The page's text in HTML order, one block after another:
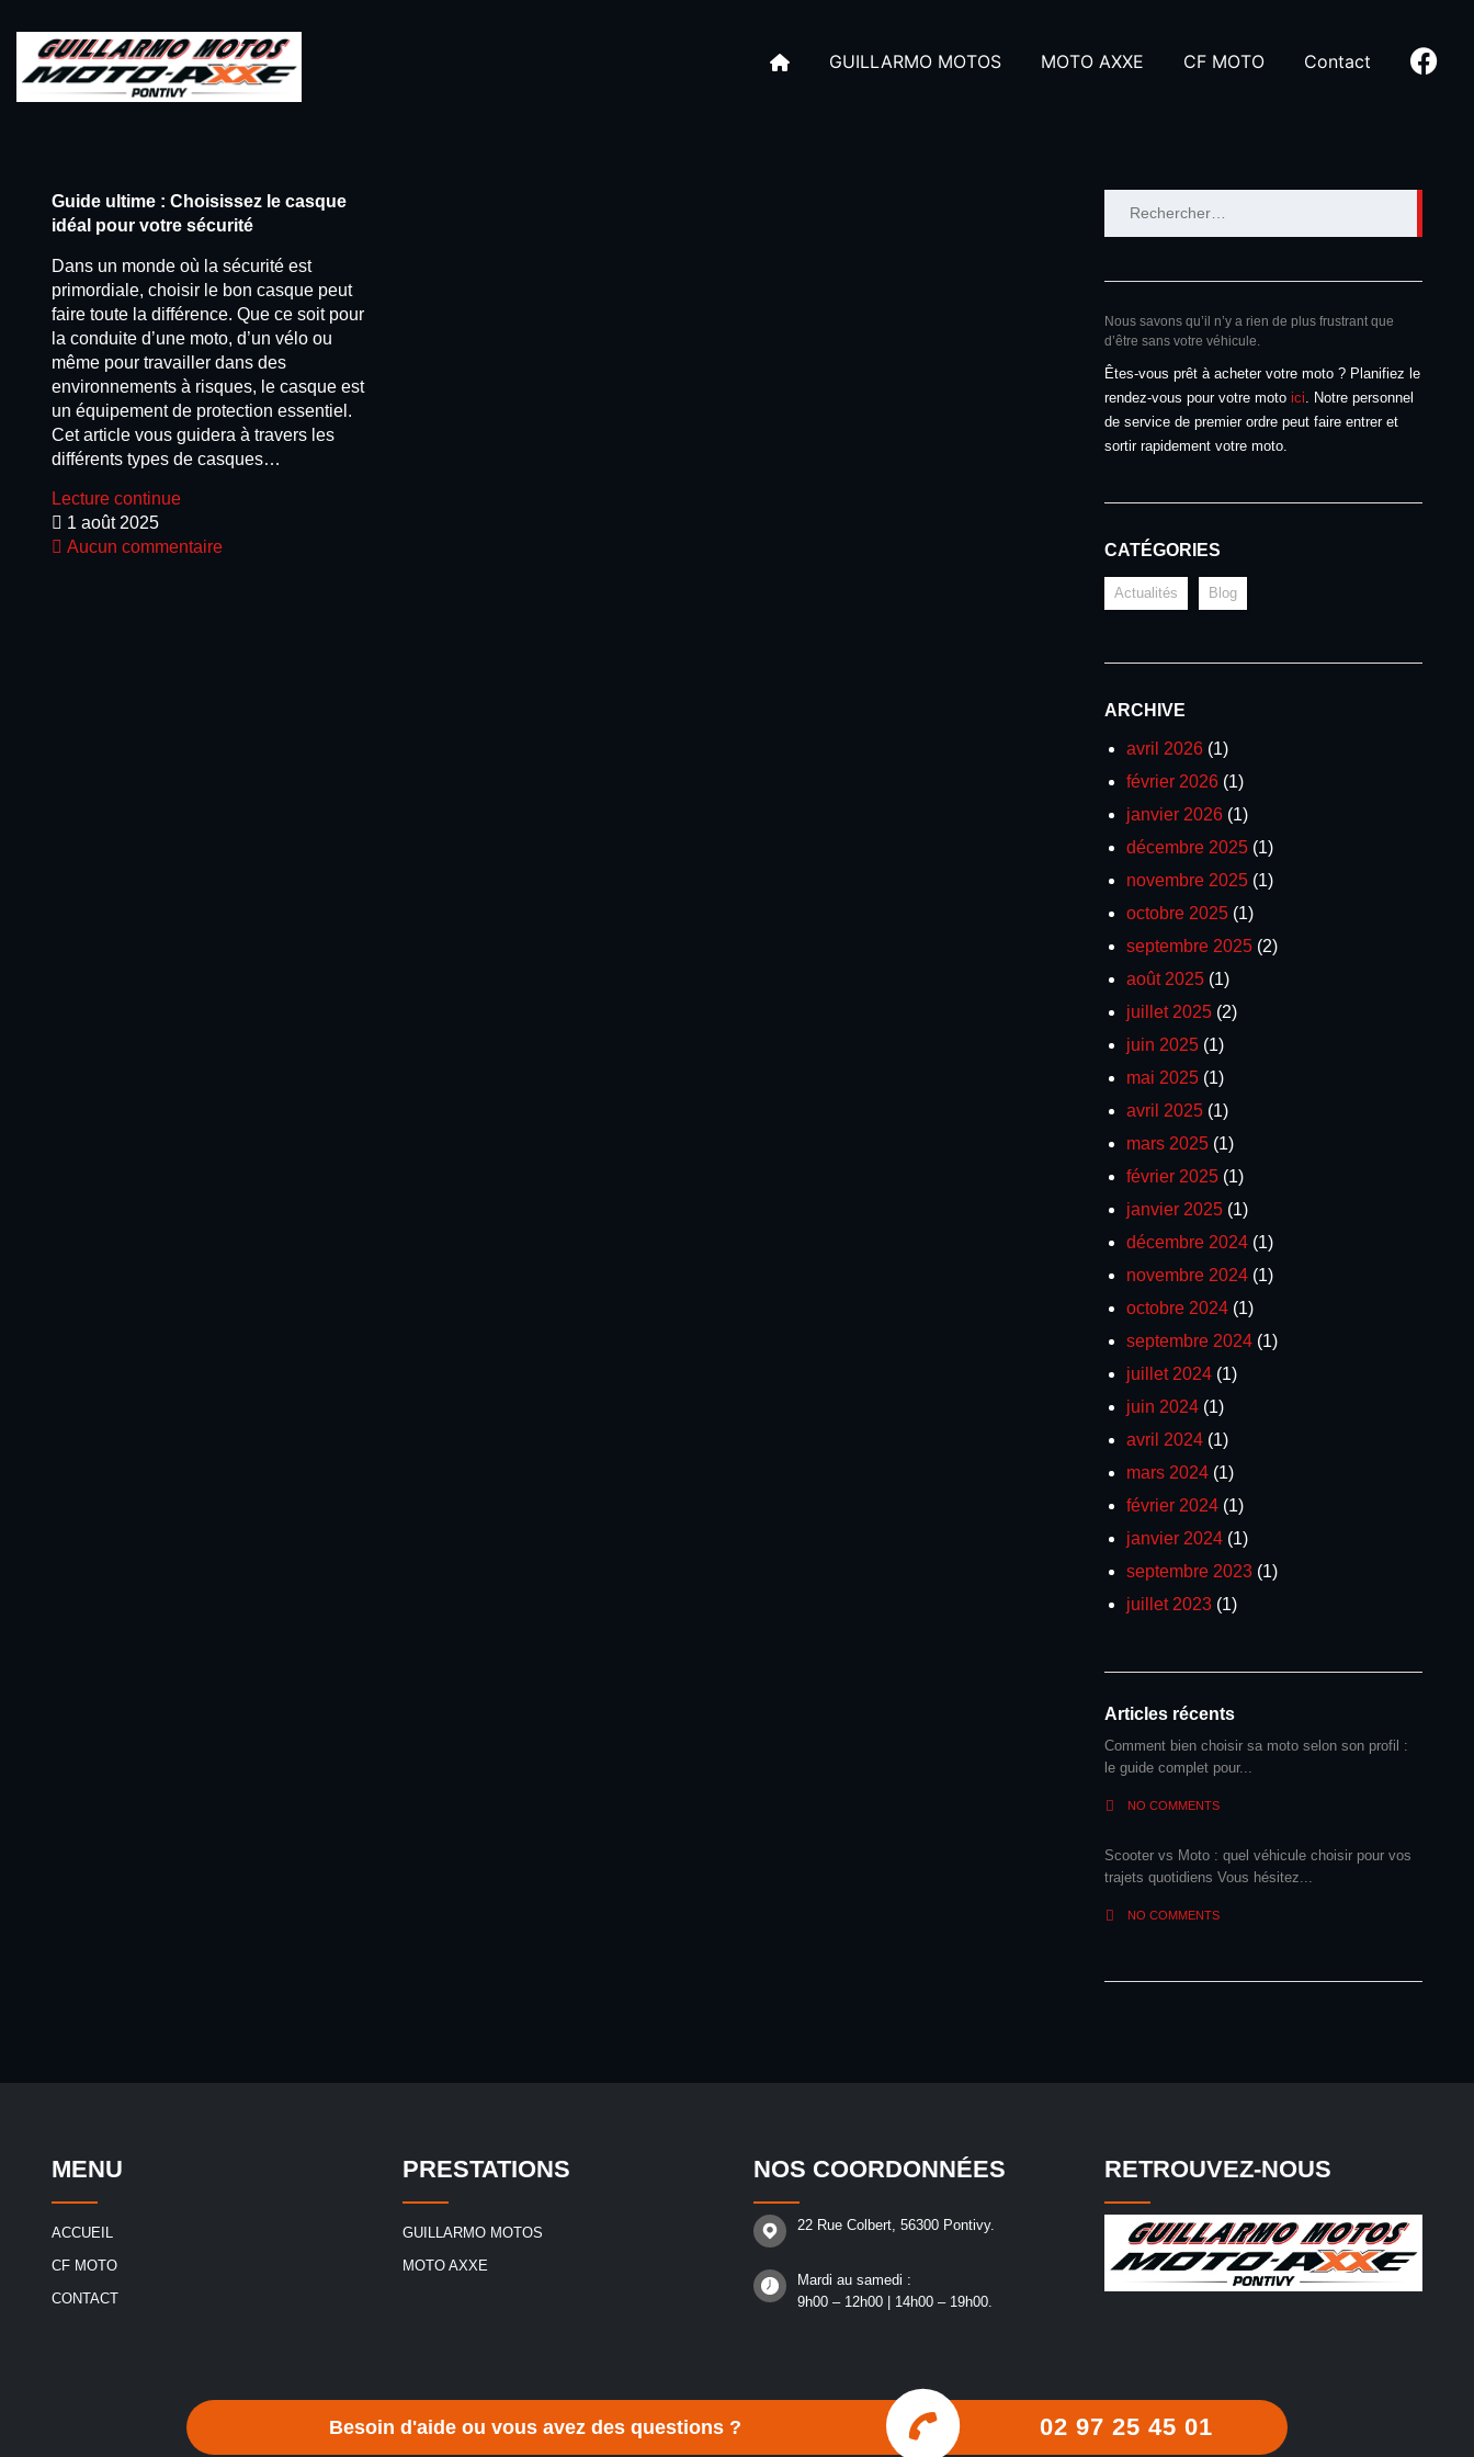
GUILLARMO MOTOS MOTO AXXE CF MOTO Contact
Guide ultime : Choisissez le casque
idéal pour votre sécurité
Dans un monde où la sécurité est
primordiale, choisir le bon casque peut
faire toute la différence. Que ce soit pour
la conduite d’une moto, d’un vélo ou
même pour travailler dans des
environnements à risques, le casque est
un équipement de protection essentiel.
Cet article vous guidera à travers les
différents types de casques…
Lecture continue
1 août 2025
Aucun commentaire
Nous savons qu’il n’y a rien de plus frustrant que
d’être sans votre véhicule.
Êtes-vous prêt à acheter votre moto ? Planifiez le
rendez-vous pour votre moto ici . Notre personnel
de service de premier ordre peut faire entrer et
sortir rapidement votre moto.
CATÉGORIES
Actualités Blog
ARCHIVE
avril 2026 (1)
février 2026 (1)
janvier 2026 (1)
décembre 2025 (1)
novembre 2025 (1)
octobre 2025 (1)
septembre 2025 (2)
août 2025 (1)
juillet 2025 (2)
juin 2025 (1)
mai 2025 (1)
avril 2025 (1)
mars 2025 (1)
février 2025 (1)
janvier 2025 (1)
décembre 2024 (1)
novembre 2024 (1)
octobre 2024 (1)
septembre 2024 (1)
juillet 2024 (1)
juin 2024 (1)
avril 2024 (1)
mars 2024 (1)
février 2024 (1)
janvier 2024 (1)
septembre 2023 (1)
juillet 2023 (1)
Articles récents
Comment bien choisir sa moto selon son profil :
le guide complet pour...
NO COMMENTS
Scooter vs Moto : quel véhicule choisir pour vos
trajets quotidiens Vous hésitez...
NO COMMENTS
MENU
ACCUEIL
CF MOTO
CONTACT
PRESTATIONS
GUILLARMO MOTOS
MOTO AXXE
NOS COORDONNÉES
22 Rue Colbert, 56300 Pontivy.
Mardi au samedi :
9h00 – 12h00 | 14h00 – 19h00.
RETROUVEZ-NOUS
Besoin d'aide ou vous avez des questions ? 02 97 25 45 01